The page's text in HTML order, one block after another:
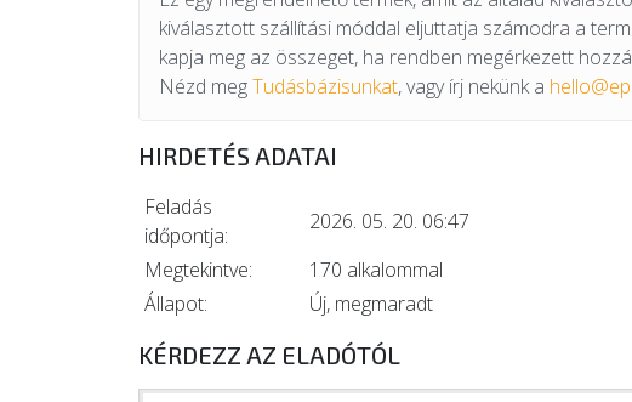
kiválasztott szállítási móddal eljuttatja számodra a
kapja meg az összeget, ha rendben megérkezett
Nézd megTudásbázisunkat, vagy írj nekünk a
HIRDETÉS ADATAI
Feladás
időpontja:
2026. 05. 20. 06:47
Megtekintve:
170 alkalommal
Állapot:
Új, megmaradt
KÉRDEZZ AZ ELADÓTÓL